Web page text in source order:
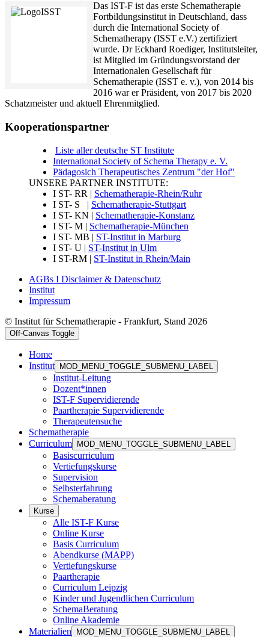
Das IST-F ist das erste Schematherapie
Fortbildungsinstitut in Deutschland, dass
durch die International Society of
Schematherapy (ISST e.V.) zertifiziert
wurde. Dr Eckhard Roediger, Institutsleiter,
ist Mitglied im Gründungsvorstand der
Internationalen Gesellschaft für
Schematherapie (ISST e. v.), von 2014 bis
2016 war er Präsident, von 2017 bis 2020
Schatzmeister und aktuell Ehrenmitglied.
Kooperationspartner
Liste aller deutsche ST Institute
International Society of Schema Therapy e. V.
Pädagosich Therapeutisches Zentrum "der Hof"
UNSERE PARTNER INSTITUTE:
I ST- RR | Schematherapie-Rhein/Ruhr
I ST- S | Schematherapie-Stuttgart
I ST- KN | Schematherapie-Konstanz
I ST- M | Schematherapie-München
I ST- MB | ST-Institut in Marburg
I ST- U | ST-Institut in Ulm
I ST-RM | ST-Institut in Rhein/Main
AGBs I Disclaimer & Datenschutz
Institut
Impressum
© Institut für Schematherapie - Frankfurt, Stand 2026
Off-Canvas Toggle
Home
Institut MOD_MENU_TOGGLE_SUBMENU_LABEL
Institut-Leitung
Dozent*innen
IST-F Supervidierende
Paartherapie Supervidierende
Therapeutensuche
Schematherapie
Curriculum MOD_MENU_TOGGLE_SUBMENU_LABEL
Basiscurriculum
Vertiefungskurse
Supervision
Selbsterfahrung
Schemaberatung
Kurse
Alle IST-F Kurse
Online Kurse
Basis Curriculum
Abendkurse (MAPP)
Vertiefungskurse
Paartherapie
Curriculum Leipzig
Kinder und Jugendlichen Curriculum
SchemaBeratung
Online Akademie
Materialien
MOD_MENU_TOGGLE_SUBMENU_LABEL